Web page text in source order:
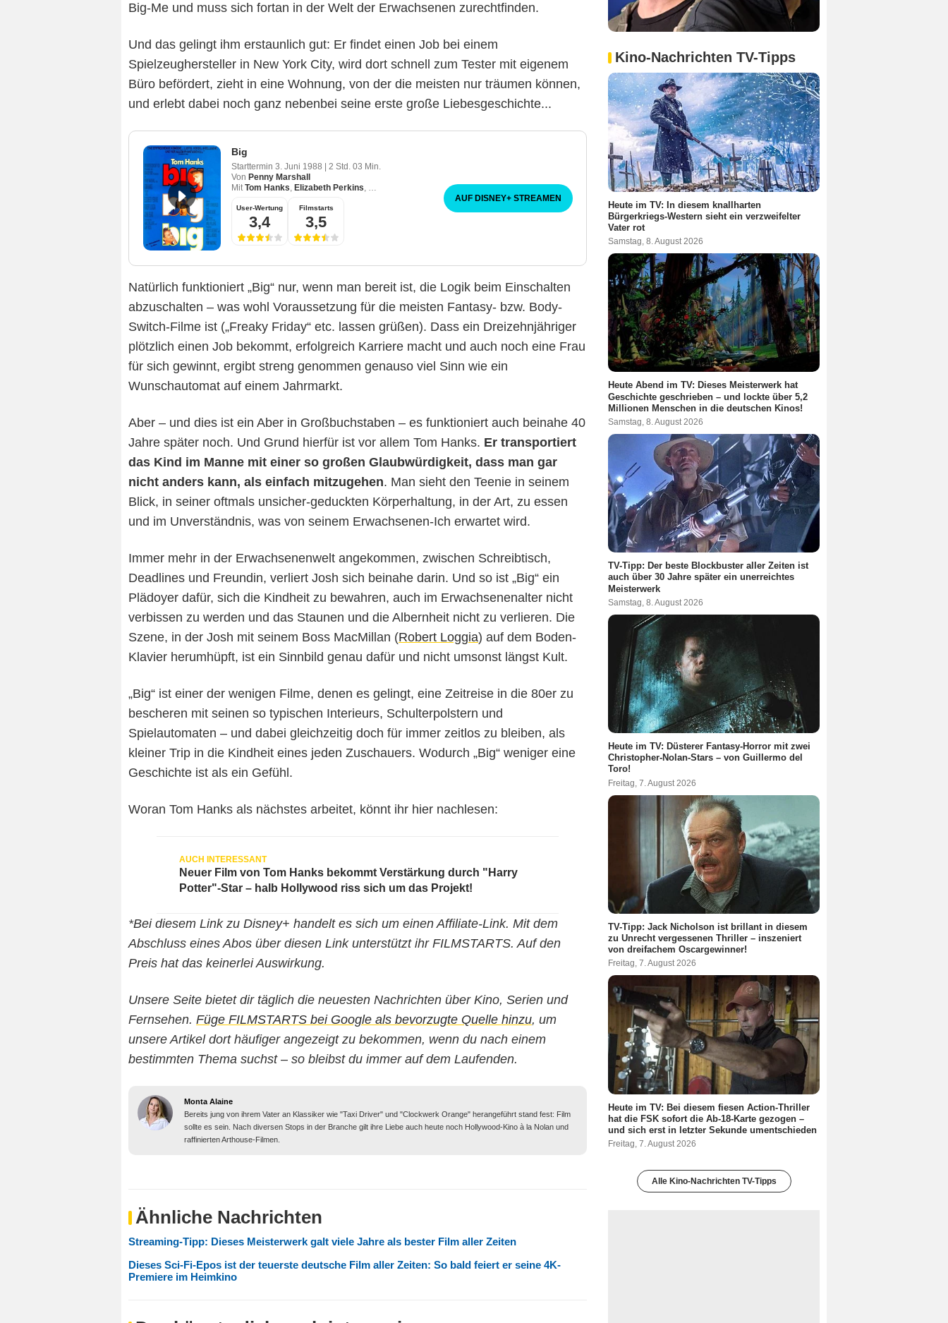
Big-Me und muss sich fortan in der Welt der Erwachsenen zurechtfinden.
Und das gelingt ihm erstaunlich gut: Er findet einen Job bei einem
Spielzeughersteller in New York City, wird dort schnell zum Tester mit eigenem
Büro befördert, zieht in eine Wohnung, von der die meisten nur träumen können,
und erlebt dabei noch ganz nebenbei seine erste große Liebesgeschichte...
Big
Starttermin 3. Juni 1988
2 Std. 03 Min.
Von Penny Marshall
Mit Tom Hanks, Elizabeth Perkins, Robert Loggia
User-Wertung
3,4
Filmstarts
3,5
AUF DISNEY+STREAMEN
Natürlich funktioniert „Big“ nur, wenn man bereit ist, die Logik beim Einschalten
abzuschalten – was wohl Voraussetzung für die meisten Fantasy- bzw. Body-
Switch-Filme ist („Freaky Friday“ etc. lassen grüßen). Dass ein Dreizehnjähriger
plötzlich einen Job bekommt, erfolgreich Karriere macht und auch noch eine Frau
für sich gewinnt, ergibt streng genommen genauso viel Sinn wie ein
Wunschautomat auf einem Jahrmarkt.
Aber – und dies ist ein Aber in Großbuchstaben – es funktioniert auch beinahe 40
Jahre später noch. Und Grund hierfür ist vor allem Tom Hanks. Er transportiert
das Kind im Manne mit einer so großen Glaubwürdigkeit, dass man gar
nicht anders kann, als einfach mitzugehen. Man sieht den Teenie in seinem
Blick, in seiner oftmals unsicher-geduckten Körperhaltung, in der Art, zu essen
und im Unverständnis, was von seinem Erwachsenen-Ich erwartet wird.
Immer mehr in der Erwachsenenwelt angekommen, zwischen Schreibtisch,
Deadlines und Freundin, verliert Josh sich beinahe darin. Und so ist „Big“ ein
Plädoyer dafür, sich die Kindheit zu bewahren, auch im Erwachsenenalter nicht
verbissen zu werden und das Staunen und die Albernheit nicht zu verlieren. Die
Szene, in der Josh mit seinem Boss MacMillan (Robert Loggia) auf dem Boden-
Klavier herumhüpft, ist ein Sinnbild genau dafür und nicht umsonst längst Kult.
„Big“ ist einer der wenigen Filme, denen es gelingt, eine Zeitreise in die 80er zu
bescheren mit seinen so typischen Interieurs, Schulterpolstern und
Spielautomaten – und dabei gleichzeitig doch für immer zeitlos zu bleiben, als
kleiner Trip in die Kindheit eines jeden Zuschauers. Wodurch „Big“ weniger eine
Geschichte ist als ein Gefühl.
Woran Tom Hanks als nächstes arbeitet, könnt ihr hier nachlesen:
Neuer Film von Tom Hanks bekommt Verstärkung durch "Harry
Potter"-Star – halb Hollywood riss sich um das Projekt!
*Bei diesem Link zu Disney+ handelt es sich um einen Affiliate-Link. Mit dem
Abschluss eines Abos über diesen Link unterstützt ihr FILMSTARTS. Auf den
Preis hat das keinerlei Auswirkung.
Unsere Seite bietet dir täglich die neuesten Nachrichten über Kino, Serien und
Fernsehen. Füge FILMSTARTS bei Google als bevorzugte Quelle hinzu, um
unsere Artikel dort häufiger angezeigt zu bekommen, wenn du nach einem
bestimmten Thema suchst – so bleibst du immer auf dem Laufenden.
Monta Alaine
Bereits jung von ihrem Vater an Klassiker wie "Taxi Driver" und "Clockwerk Orange" herangeführt stand fest: Film
sollte es sein. Nach diversen Stops in der Branche gilt ihre Liebe auch heute noch Hollywood-Kino à la Nolan und
raffinierten Arthouse-Filmen.
Ähnliche Nachrichten
Streaming-Tipp: Dieses Meisterwerk galt viele Jahre als bester Film aller Zeiten
Dieses Sci-Fi-Epos ist der teuerste deutsche Film aller Zeiten: So bald feiert er seine 4K-
Premiere im Heimkino
Kino-Nachrichten TV-Tipps
Heute im TV: In diesem knallharten
Bürgerkriegs-Western sieht ein verzweifelter
Vater rot
Samstag, 8. August 2026
Heute Abend im TV: Dieses Meisterwerk hat
Geschichte geschrieben – und lockte über 5,2
Millionen Menschen in die deutschen Kinos!
Samstag, 8. August 2026
TV-Tipp: Der beste Blockbuster aller Zeiten ist
auch über 30 Jahre später ein unerreichtes
Meisterwerk
Samstag, 8. August 2026
Heute im TV: Düsterer Fantasy-Horror mit zwei
Christopher-Nolan-Stars – von Guillermo del
Toro!
Freitag, 7. August 2026
TV-Tipp: Jack Nicholson ist brillant in diesem
zu Unrecht vergessenen Thriller – inszeniert
von dreifachem Oscargewinner!
Freitag, 7. August 2026
Heute im TV: Bei diesem fiesen Action-Thriller
hat die FSK sofort die Ab-18-Karte gezogen –
und sich erst in letzter Sekunde umentschieden
Freitag, 7. August 2026
Alle Kino-Nachrichten TV-Tipps